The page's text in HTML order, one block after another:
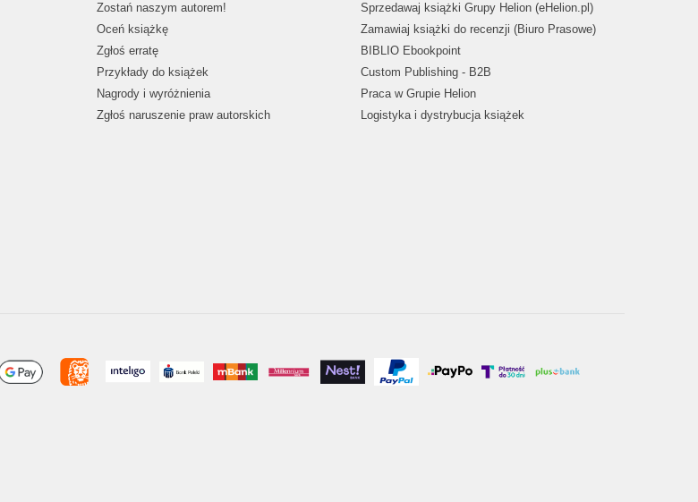
Zostań naszym autorem!
Oceń książkę
Zgłoś erratę
Przykłady do książek
Nagrody i wyróżnienia
Zgłoś naruszenie praw autorskich
Sprzedawaj książki Grupy Helion (eHelion.pl)
Zamawiaj książki do recenzji (Biuro Prasowe)
BIBLIO Ebookpoint
Custom Publishing - B2B
Praca w Grupie Helion
Logistyka i dystrybucja książek